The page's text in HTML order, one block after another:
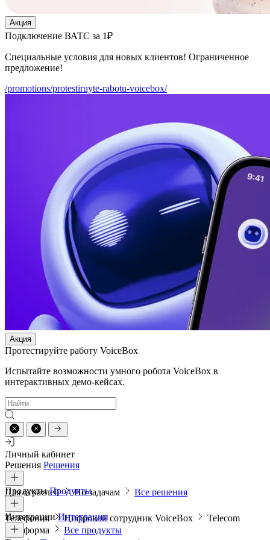
Акция
Подключение ВАТС за 1₽
Специальные условия для новых клиентов! Ограниченное
предложение!
/promotions/protestiruyte-rabotu-voicebox/
Акция
Протестируйте работу VoiceBox
Испытайте возможности умного робота VoiceBox в
интерактивных демо-кейсах.
Личный кабинет
Решения Решения
Для отраслей По задачам Все решения
ПродуктыПродукты
Телефония Цифровой сотрудник VoiceBox
Telecom
платформа
Все продукты
ИнтеграцииИнтеграции